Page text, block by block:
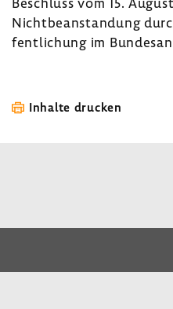
Nicht­be­an­stan­dung
fent­li­chung im
Inhalte drucken